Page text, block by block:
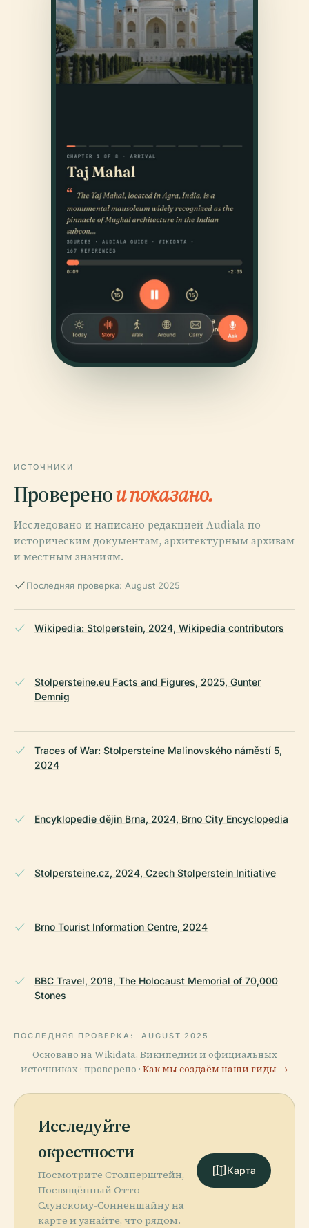
ИСТОЧНИКИ
Проверенои показано.
Исследовано и написано редакцией Audiala по
историческим документам, архитектурным архивам
и местным знаниям.
Последняя проверка: August 2025
Wikipedia: Stolperstein, 2024, Wikipedia contributors
Stolpersteine.eu Facts and Figures, 2025, Gunter
Demnig
Traces of War: Stolpersteine Malinovského náměstí 5,
2024
Encyklopedie dějin Brna, 2024, Brno City Encyclopedia
Stolpersteine.cz, 2024, Czech Stolperstein Initiative
Brno Tourist Information Centre, 2024
BBC Travel, 2019, The Holocaust Memorial of 70,000
Stones
ПОСЛЕДНЯЯ ПРОВЕРКА: AUGUST 2025
Основано на Wikidata, Википедии и официальных
источниках · проверено · Как мы создаём наши гиды →
Исследуйте
окрестности
Посмотрите Столперштейн,
Посвящённый Отто
Слунскому-Сонненшайну на
карте и узнайте, что рядом.
Карта